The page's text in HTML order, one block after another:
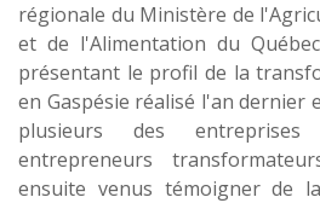
régionale du Ministère de
et de l'Alimentation du
présentant le profil de la
en Gaspésie réalisé l'an dernier
plusieurs des entreprises
entrepreneurs
ensuite venus témoigner de